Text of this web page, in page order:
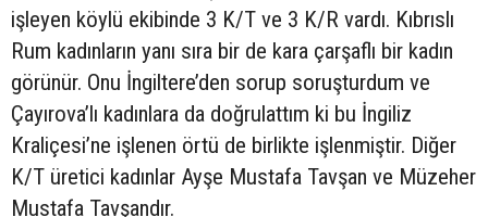
işleyen köylü ekibinde 3 K/T ve 3 K/R vardı. Kıbrıslı
Rum kadınların yanı sıra bir de kara çarşaflı bir kadın
görünür. Onu İngiltere’den sorup soruşturdum ve
Çayırova’lı kadınlara da doğrulattım ki bu İngiliz
Kraliçesi’ne işlenen örtü de birlikte işlenmiştir. Diğer
K/T üretici kadınlar Ayşe Mustafa Tavşan ve Müzeher
Mustafa Tavşandır.